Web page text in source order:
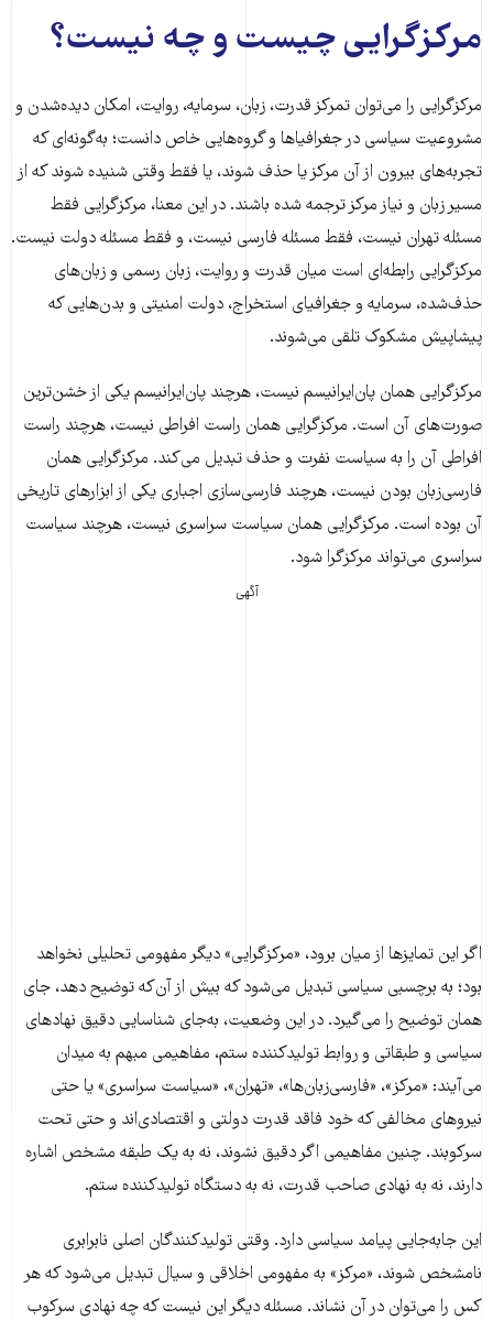
مرکزگرایی چیست و چه نیست؟
مرکزگرایی را می‌توان تمرکز قدرت، زبان، سرمایه، روایت، امکان دیده‌شدن و
مشروعیت سیاسی در جغرافیاها و گروه‌هایی خاص دانست؛ به‌گونه‌ای که
تجربه‌های بیرون از آن مرکز یا حذف شوند، یا فقط وقتی شنیده شوند که از
مسیر زبان و نیاز مرکز ترجمه شده باشند. در این معنا، مرکزگرایی فقط
مسئله تهران نیست، فقط مسئله فارسی نیست، و فقط مسئله دولت نیست.
مرکزگرایی رابطه‌ای است میان قدرت و روایت، زبان رسمی و زبان‌های
حذف‌شده، سرمایه و جغرافیای استخراج، دولت امنیتی و بدن‌هایی که
پیشاپیش مشکوک تلقی می‌شوند.
مرکزگرایی همان پان‌ایرانیسم نیست، هرچند پان‌ایرانیسم یکی از خشن‌ترین
صورت‌های آن است. مرکزگرایی همان راست افراطی نیست، هرچند راست
افراطی آن را به سیاست نفرت و حذف تبدیل می‌کند. مرکزگرایی همان
فارسی‌زبان بودن نیست، هرچند فارسی‌سازی اجباری یکی از ابزارهای تاریخی
آن بوده است. مرکزگرایی همان سیاست سراسری نیست، هرچند سیاست
سراسری می‌تواند مرکزگرا شود.
آگهی
اگر این تمایزها از میان برود، «مرکزگرایی» دیگر مفهومی تحلیلی نخواهد
بود؛ به برچسبی سیاسی تبدیل می‌شود که بیش از آن‌که توضیح دهد، جای
همان توضیح را می‌گیرد. در این وضعیت، به‌جای شناسایی دقیق نهادهای
سیاسی و طبقاتی و روابط تولیدکننده ستم، مفاهیمی مبهم به میدان
می‌آیند: «مرکز»، «فارسی‌زبان‌ها»، «تهران»، «سیاست سراسری» یا حتی
نیروهای مخالفی که خود فاقد قدرت دولتی و اقتصادی‌اند و حتی تحت
سرکوبند. چنین مفاهیمی اگر دقیق نشوند، نه به یک طبقه مشخص اشاره
دارند، نه به نهادی صاحب قدرت، نه به دستگاه تولیدکننده ستم.
این جابه‌جایی پیامد سیاسی دارد. وقتی تولیدکنندگان اصلی نابرابری
نامشخص شوند، «مرکز» به مفهومی اخلاقی و سیال تبدیل می‌شود که هر
کس را می‌توان در آن نشاند. مسئله دیگر این نیست که چه نهادی سرکوب